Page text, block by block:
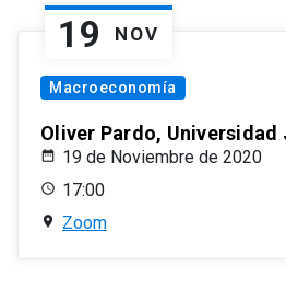
19 NOV
Macroeconomía
Oliver Pardo, Universidad
19 de Noviembre de 2020
17:00
Zoom